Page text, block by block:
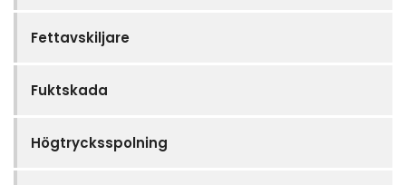
Fettavskiljare
Fuktskada
Högtrycksspolning